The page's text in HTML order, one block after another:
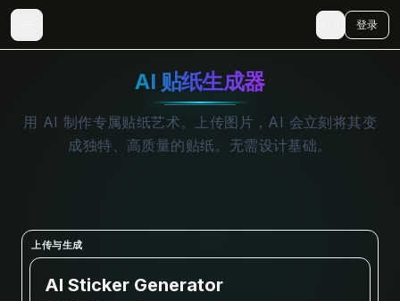
登录
AI 贴纸生成器
用 AI 制作专属贴纸艺术。上传图片，AI 会立刻将其变
成独特、高质量的贴纸。无需设计基础。
上传与生成
AI Sticker Generator